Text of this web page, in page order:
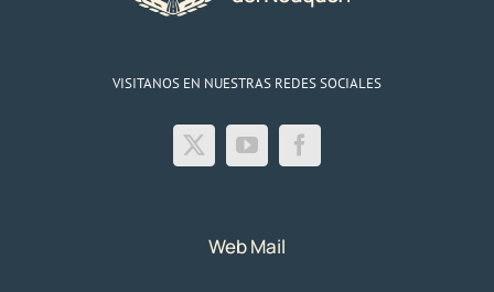
VISITANOS EN NUESTRAS REDES SOCIALES
Web Mail